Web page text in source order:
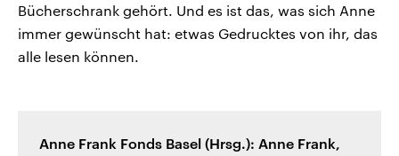
Bücherschrank gehört. Und es ist das, was sich Anne
immer gewünscht hat: etwas Gedrucktes von ihr, das
alle lesen können.
Anne Frank Fonds Basel (Hrsg.): Anne Frank,